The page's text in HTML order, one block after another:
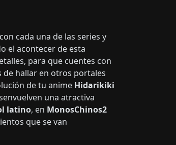
cada una de las series y
el acontecer de esta
para que cuentes con
de hallar en otros portales
de tu anime Hidarikiki
una atractiva
latino, en MonosChinos2
que se van